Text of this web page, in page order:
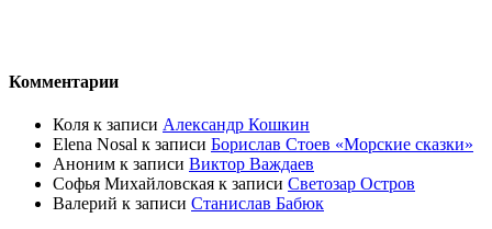
Комментарии
Коля к записи Александр Кошкин
Elena Nosal к записи Борислав Стоев «Морские сказки»
Аноним к записи Виктор Важдаев
Софья Михайловская к записи Светозар Остров
Валерий к записи Станислав Бабюк